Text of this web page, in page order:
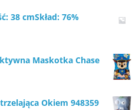
38 cmSkład: 76%
Maskotka Chase
Okiem 948359